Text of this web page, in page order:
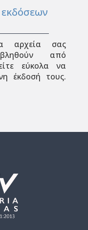
αρχεία σας
από
εύκολα να
έκδοσή τους.